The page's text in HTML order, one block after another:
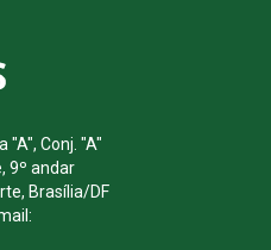
"A", Conj. "A"
9º andar
Brasília/DF